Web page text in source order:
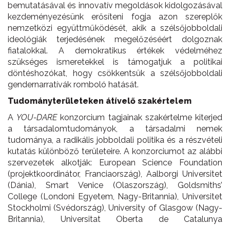
bemutatásával és innovatív megoldások kidolgozásával
kezdeményezésünk erősíteni fogja azon szereplők
nemzetközi együttműködését, akik a szélsőjobboldali
ideológiák terjedésének megelőzéséért dolgoznak
fiatalokkal. A demokratikus értékek védelméhez
szükséges ismeretekkel is támogatjuk a politikai
döntéshozókat, hogy csökkentsük a szélsőjobboldali
gendernarratívák romboló hatását.
Tudományterületeken átívelő szakértelem
A YOU-DAREkonzorcium tagjainak szakértelme kiterjed
a társadalomtudományok, a társadalmi nemek
tudománya, a radikális jobboldali politika és a részvételi
kutatás különböző területeire. A konzorciumot az alábbi
szervezetek alkotják: European Science Foundation
(projektkoordinátor, Franciaország), Aalborgi Universitet
(Dánia), Smart Venice (Olaszország), Goldsmiths’
College (Londoni Egyetem, Nagy-Britannia), Universitet
Stockholmi (Svédország), University of Glasgow (Nagy-
Britannia), Universitat Oberta de Catalunya